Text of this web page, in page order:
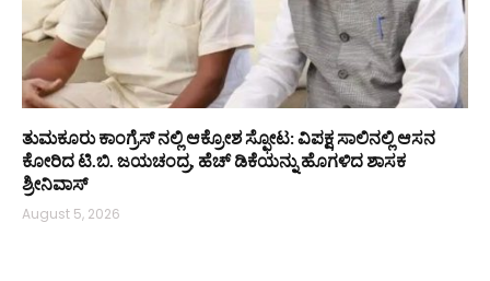
ತುಮಕೂರು ಕಾಂಗ್ರೆಸ್ ನಲ್ಲಿ ಆಕ್ರೋಶ ಸ್ಫೋಟ: ವಿಪಕ್ಷ ಸಾಲಿನಲ್ಲಿ ಆಸನ
ಕೋರಿದ ಟಿ.ಬಿ. ಜಯಚಂದ್ರ, ಹೆಚ್ ಡಿಕೆಯನ್ನು ಹೊಗಳಿದ ಶಾಸಕ
ಶ್ರೀನಿವಾಸ್
August 5, 2026